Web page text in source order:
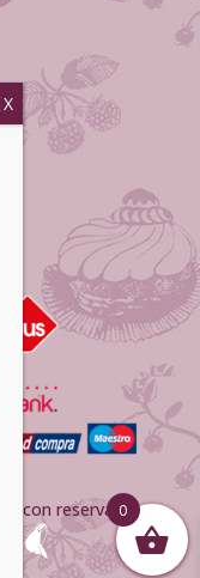
con reservados
0